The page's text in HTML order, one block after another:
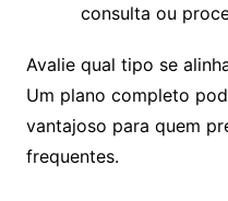
consulta ou
Avalie qual tipo se
Um plano completo
vantajoso para quem
frequentes.